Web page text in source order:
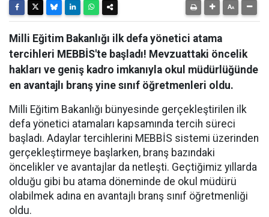
Milli Eğitim Bakanlığı ilk defa yönetici atama
tercihleri MEBBİS'te başladı! Mevzuattaki öncelik
hakları ve geniş kadro imkanıyla okul müdürlüğünde
en avantajlı branş yine sınıf öğretmenleri oldu.
​Milli Eğitim Bakanlığı bünyesinde gerçekleştirilen ilk
defa yönetici atamaları kapsamında tercih süreci
başladı. Adaylar tercihlerini MEBBİS sistemi üzerinden
gerçekleştirmeye başlarken, branş bazındaki
öncelikler ve avantajlar da netleşti. Geçtiğimiz yıllarda
olduğu gibi bu atama döneminde de okul müdürü
olabilmek adına en avantajlı branş sınıf öğretmenliği
oldu.